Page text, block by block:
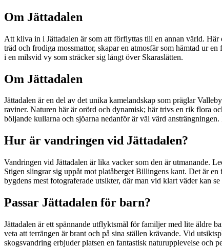
Om Jättadalen
Att kliva in i Jättadalen är som att förflyttas till en annan värld. Här
träd och frodiga mossmattor, skapar en atmosfär som hämtad ur
i en milsvid vy som sträcker sig långt över Skaraslätten.
Om Jättadalen
Jättadalen är en del av det unika kamelandskap som präglar
raviner. Naturen här är orörd och dynamisk; här trivs en rik flora
böljande kullarna och sjöarna nedanför är väl värd
Hur är vandringen vid Jättadalen?
Vandringen vid Jättadalen är lika vacker som den är utmanande.
Stigen slingrar sig uppåt mot platåberget Billingens kant. Det är
bygdens mest fotograferade utsikter, där man vid klart väder kan
Passar Jättadalen för barn?
Jättadalen är ett spännande utflyktsmål för familjer med lite äldre
veta att terrängen är brant och på sina ställen krävande. Vid
skogsvandring erbjuder platsen en fantastisk naturupplevelse och